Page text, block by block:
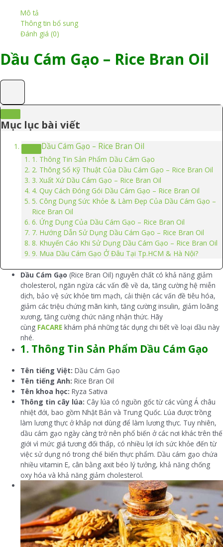
Mô tả
Thông tin bổ sung
Đánh giá (0)
Dầu Cám Gạo – Rice Bran Oil
Mục lục bài viết
Dầu Cám Gạo – Rice Bran Oil
1. Thông Tin Sản Phẩm Dầu Cám Gạo
2. Thông Số Kỹ Thuật Của Dầu Cám Gạo – Rice Bran Oil
3. Xuất Xứ Dầu Cám Gạo – Rice Bran Oil
4. Quy Cách Đóng Gói Dầu Cám Gạo – Rice Bran Oil
5. Công Dụng Sức Khỏe & Làm Đẹp Của Dầu Cám Gạo –
Rice Bran Oil
6. Ứng Dụng Của Dầu Cám Gạo – Rice Bran Oil
7. Hướng Dẫn Sử Dụng Dầu Cám Gạo – Rice Bran Oil
8. Khuyến Cáo Khi Sử Dụng Dầu Cám Gạo – Rice Bran Oil
9. Mua Dầu Cám Gạo Ở Đâu Tại Tp.HCM & Hà Nội?
Dầu Cám Gạo (Rice Bran Oil) nguyên chất có khả năng giảm
cholesterol, ngăn ngừa các vấn đề về da, tăng cường hệ miễn
dịch, bảo vệ sức khỏe tim mạch, cải thiện các vấn đề tiêu hóa,
giảm các triệu chứng mãn kinh, tăng cường insulin, giảm loãng
xương, tăng cường chức năng nhận thức. Hãy
cùng FACARE khám phá những tác dụng chi tiết về loại dầu này
nhé.
1. Thông Tin Sản Phẩm Dầu Cám Gạo
Tên tiếng Việt: Dầu Cám Gạo
Tên tiếng Anh: Rice Bran Oil
Tên khoa học: Ryza Sativa
Thông tin cây lúa: Cây lúa có nguồn gốc từ các vùng Á châu
nhiệt đới, bao gồm Nhật Bản và Trung Quốc. Lúa được trồng
làm lương thực ở khắp nơi dùng để làm lương thực. Tuy nhiên,
dầu cám gạo ngày càng trở nên phổ biến ở các nơi khác trên thế
giới vì mức giá tương đối thấp, có nhiều lợi ích sức khỏe đến từ
việc sử dụng nó trong chế biến thực phẩm. Dầu cám gạo chứa
nhiều vitamin E, cân bằng axit béo lý tưởng, khả năng chống
oxy hóa và khả năng giảm cholesterol.